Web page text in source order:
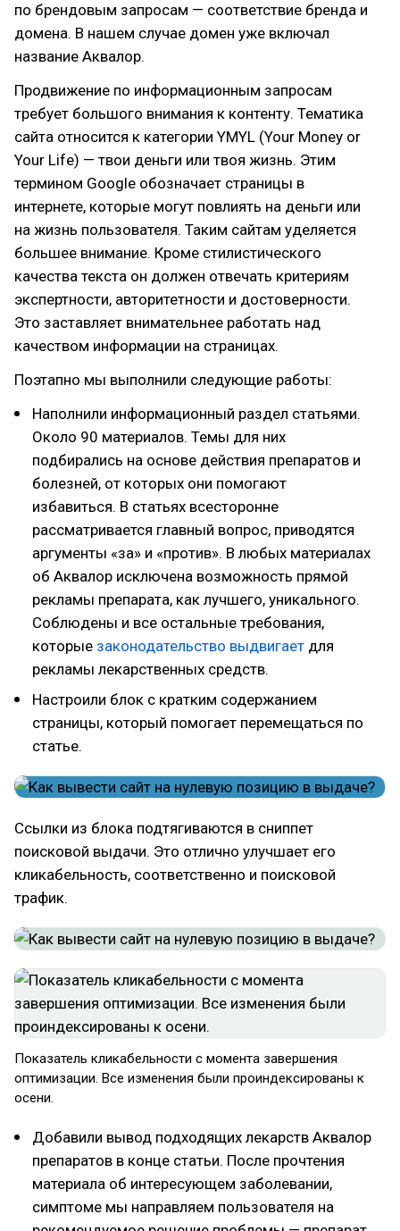
по брендовым запросам — соответствие бренда и
домена. В нашем случае домен уже включал
название Аквалор.
Продвижение по информационным запросам
требует большого внимания к контенту. Тематика
сайта относится к категории YMYL (Your Money or
Your Life) — твои деньги или твоя жизнь. Этим
термином Google обозначает страницы в
интернете, которые могут повлиять на деньги или
на жизнь пользователя. Таким сайтам уделяется
большее внимание. Кроме стилистического
качества текста он должен отвечать критериям
экспертности, авторитетности и достоверности.
Это заставляет внимательнее работать над
качеством информации на страницах.
Поэтапно мы выполнили следующие работы:
Наполнили информационный раздел статьями.
Около 90 материалов. Темы для них
подбирались на основе действия препаратов и
болезней, от которых они помогают
избавиться. В статьях всесторонне
рассматривается главный вопрос, приводятся
аргументы «за» и «против». В любых материалах
об Аквалор исключена возможность прямой
рекламы препарата, как лучшего, уникального.
Соблюдены и все остальные требования,
которые законодательство выдвигает для
рекламы лекарственных средств.
Настроили блок с кратким содержанием
страницы, который помогает перемещаться по
статье.
Ссылки из блока подтягиваются в сниппет
поисковой выдачи. Это отлично улучшает его
кликабельность, соответственно и поисковой
трафик.
Показатель кликабельности с момента завершения
оптимизации. Все изменения были проиндексированы к
осени.
Добавили вывод подходящих лекарств Аквалор
препаратов в конце статьи. После прочтения
материала об интересующем заболевании,
симптоме мы направляем пользователя на